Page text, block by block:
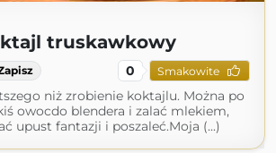
truskawkowy
0 Smakowite
niż zrobienie koktajlu. Można po
owocdo blendera i zalać mlekiem,
upust fantazji i poszaleć.Moja (...)